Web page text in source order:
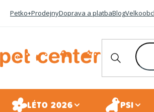
Petko+ProdejnyDoprava a platbaBlog
LÉTO 2026 PSI